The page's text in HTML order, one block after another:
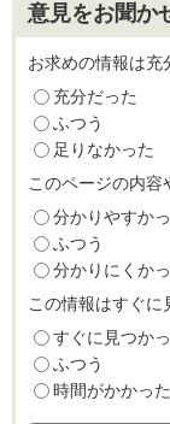
意見をお聞か
お求めの情報は充
充分だった
ふつう
足りなかった
このページの内容
分かりやすか
ふつう
分かりにくか
この情報はすぐに
すぐに見つか
ふつう
時間がかかった